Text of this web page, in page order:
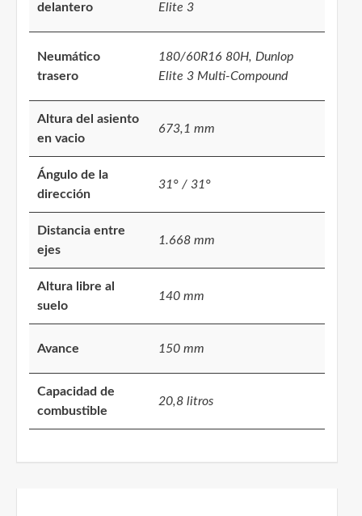
delantero Elite 3
Neumático
trasero
180/60R16 80H, Dunlop
Elite 3 Multi-Compound
Altura del asiento
en vacio
673,1 mm
Ángulo de la
dirección
31° / 31°
Distancia entre
ejes
1.668 mm
Altura libre al
suelo
140 mm
Avance 150 mm
Capacidad de
combustible
20,8 litros